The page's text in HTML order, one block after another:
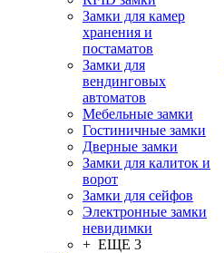
Замки для камер
хранения и
постаматов
Замки для
вендинговых
автоматов
Мебельные замки
Гостиничные замки
Дверные замки
Замки для калиток и
ворот
Замки для сейфов
Электронные замки
невидимки
+ ЕЩЕ 3